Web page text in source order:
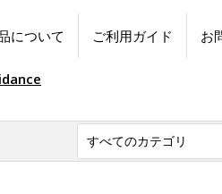
について ご利用ガイド お
お買い得商品 ボンマルシェ お買